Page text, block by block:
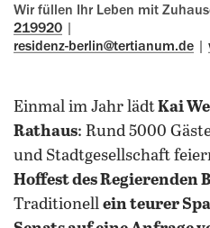
Wir füllen Ihr Leben mit
219920
residenz-berlin@tertianum.de
Einmal im Jahr lädtKai
Rathaus: Rund 5000
und Stadtgesellschaft
Hoffest des Regierenden
Traditionell ein teurer